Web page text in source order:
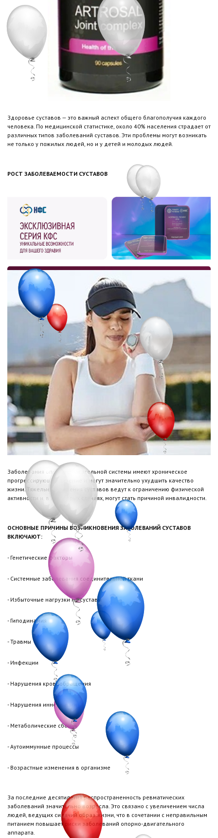
Здоровье суставов — это важный аспект общего благополучия каждого
человека. По медицинской статистике, около 40% населения страдает от
различных типов заболеваний суставов. Эти проблемы могут возникать
не только у пожилых людей, но и у детей и молодых людей.
РОСТ ЗАБОЛЕВАЕМОСТИ СУСТАВОВ
Заболевания опорно-двигательной системы имеют хроническое
прогрессирующее течение и могут значительно ухудшить качество
жизни. Тяжелые поражения суставов ведут к ограничению физической
активности и, в некоторых случаях, могут стать причиной инвалидности.
ОСНОВНЫЕ ПРИЧИНЫ ВОЗНИКНОВЕНИЯ ЗАБОЛЕВАНИЙ СУСТАВОВ
ВКЛЮЧАЮТ:
- Генетические факторы
- Системные заболевания соединительной ткани
- Избыточные нагрузки на суставы
- Гиподинамия
- Травмы
- Инфекции
- Нарушения кровообращения
- Нарушения иннервации
- Метаболические сбои
- Аутоиммунные процессы
- Возрастные изменения в организме
За последние десятилетия распространенность ревматических
заболеваний значительно возросла. Это связано с увеличением числа
людей, ведущих сидячий образ жизни, что в сочетании с неправильным
питанием повышает риски заболеваний опорно-двигательного
аппарата.